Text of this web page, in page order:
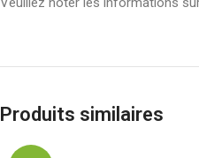
Produits similaires